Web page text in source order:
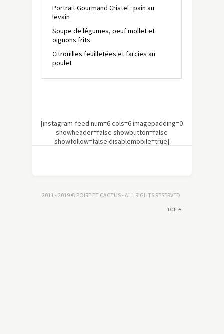
Portrait Gourmand Cristel : pain au
levain
Soupe de légumes, oeuf mollet et
oignons frits
Citrouilles feuilletées et farcies au
poulet
[instagram-feed num=6 cols=6 imagepadding=0
showheader=false showbutton=false
showfollow=false disablemobile=true]
2011 - 2019 © POIRE ET CACTUS - ALL RIGHTS RESERVED
TOP